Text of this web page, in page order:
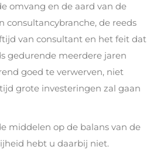
omvang en de aard van de
consultancybranche, de reeds
van consultant en het feit dat
gedurende meerdere jaren
goed te verwerven, niet
grote investeringen zal gaan
middelen op de balans van de
hebt u daarbij niet.